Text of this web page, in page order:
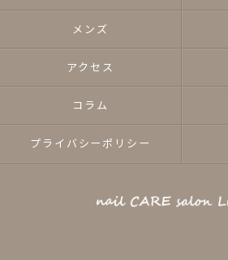
メンズ
アクセス
コラム
プライバシーポリシー